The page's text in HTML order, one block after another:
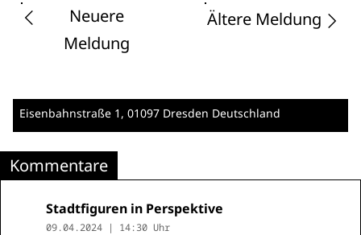
Neuere
Meldung
Ältere Meldung
Eisenbahnstraße 1 , 01097 Dresden Deutschland
Kommentare
Stadtfiguren in Perspektive
09.04.2024 | 14:30 Uhr